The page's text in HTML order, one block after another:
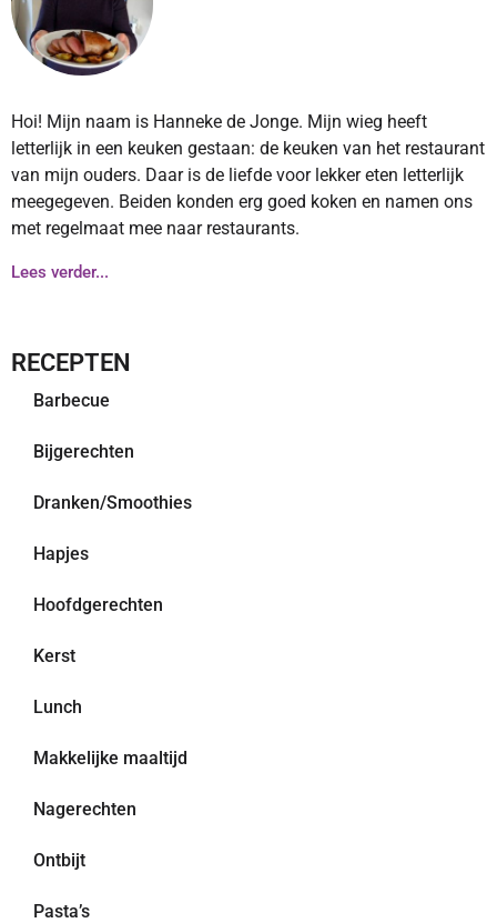
Hoi! Mijn naam is Hanneke de Jonge. Mijn wieg heeft
letterlijk in een keuken gestaan: de keuken van het restaurant
van mijn ouders. Daar is de liefde voor lekker eten letterlijk
meegegeven. Beiden konden erg goed koken en namen ons
met regelmaat mee naar restaurants.
Lees verder...
RECEPTEN
Barbecue
Bijgerechten
Dranken/Smoothies
Hapjes
Hoofdgerechten
Kerst
Lunch
Makkelijke maaltijd
Nagerechten
Ontbijt
Pasta’s